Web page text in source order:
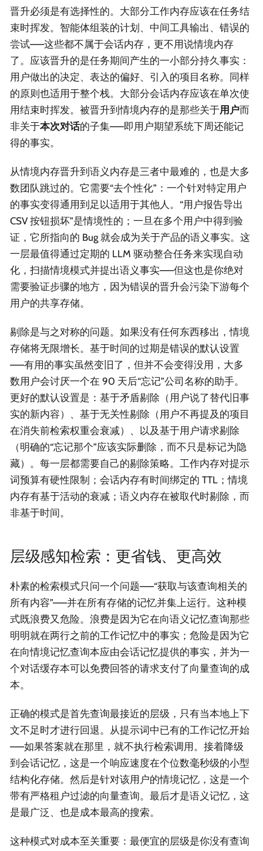
晋升必须是有选择性的。大部分工作内存应该在任务结
束时挥发。智能体组装的计划、中间工具输出、错误的
尝试——这些都不属于会话内存，更不用说情境内存
了。应该晋升的是任务期间产生的一小部分持久事实：
用户做出的决定、表达的偏好、引入的项目名称。同样
的原则也适用于整个栈。大部分会话内存应该在单次使
用结束时挥发。被晋升到情境内存的是那些关于用户而
非关于本次对话的子集——即用户期望系统下周还能记
得的事实。
从情境内存晋升到语义内存是三者中最难的，也是大多
数团队跳过的。它需要“去个性化”：一个针对特定用户
的事实变得通用到足以适用于其他人。“用户报告导出
CSV 按钮损坏”是情境性的；一旦在多个用户中得到验
证，它所指向的 Bug 就会成为关于产品的语义事实。这
一层最值得通过定期的 LLM 驱动整合任务来实现自动
化，扫描情境模式并提出语义事实——但这也是你绝对
需要验证步骤的地方，因为错误的晋升会污染下游每个
用户的共享存储。
剔除是与之对称的问题。如果没有任何东西移出，情境
存储将无限增长。基于时间的过期是错误的默认设置
——有用的事实虽然变旧了，但并不会变得没用，大多
数用户会讨厌一个在 90 天后“忘记”公司名称的助手。
更好的默认设置是：基于矛盾剔除（用户说了替代旧事
实的新内容）、基于无关性剔除（用户不再提及的项目
在消失前检索权重会衰减）、以及基于用户请求剔除
（明确的“忘记那个”应该实际删除，而不只是标记为隐
藏）。每一层都需要自己的剔除策略。工作内存对提示
词预算有硬性限制；会话内存有时间绑定的 TTL；情境
内存有基于活动的衰减；语义内存在被取代时剔除，而
非基于时间。
层级感知检索：更省钱、更高效
朴素的检索模式只问一个问题——“获取与该查询相关的
所有内容”——并在所有存储的记忆并集上运行。这种模
式既浪费又危险。浪费是因为它在向语义记忆查询那些
明明就在两行之前的工作记忆中的事实；危险是因为它
在向情境记忆查询本应由会话记忆提供的事实，并为一
个对话缓存本可以免费回答的请求支付了向量查询的成
本。
正确的模式是首先查询最接近的层级，只有当本地上下
文不足时才进行回退。从提示词中已有的工作记忆开始
——如果答案就在那里，就不执行检索调用。接着降级
到会话记忆，这是一个响应速度在个位数毫秒级的小型
结构化存储。然后是针对该用户的情境记忆，这是一个
带有严格租户过滤的向量查询。最后才是语义记忆，这
是最广泛、也是成本最高的搜索。
这种模式对成本至关重要：最便宜的层级是你没有查询